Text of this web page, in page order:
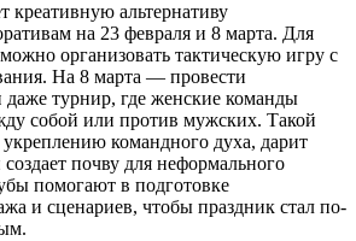
креативную альтернативу
на 23 февраля и 8 марта. Для
организовать тактическую игру с
На 8 марта — провести
турнир, где женские команды
собой или против мужских. Такой
укреплению командного духа, дарит
почву для неформального
помогают в подготовке
и сценариев, чтобы праздник стал по-